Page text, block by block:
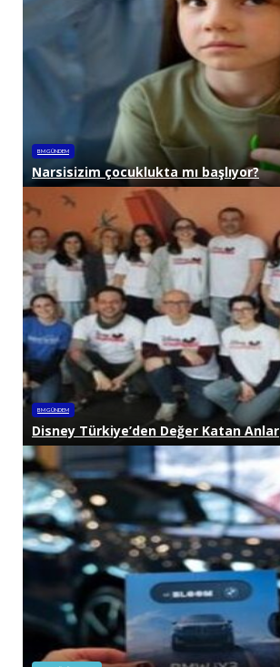
BM GÜNDEM
Narsisizim çocuklukta mı başlıyor?
BM GÜNDEM
Disney Türkiye’den Değer Katan Anlar